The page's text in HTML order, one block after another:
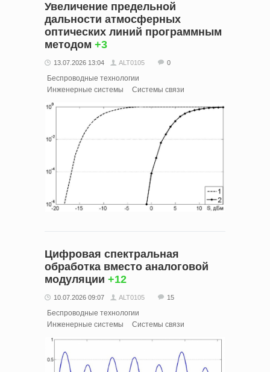
Увеличение предельной
дальности атмосферных
оптических линий программным
методом +3
13.07.2026 13:04 ALT0105 0
Беспроводные технологии
Инженерные системы
Системы связи
Цифровая спектральная
обработка вместо аналоговой
модуляции +12
10.07.2026 09:07 ALT0105 15
Беспроводные технологии
Инженерные системы
Системы связи